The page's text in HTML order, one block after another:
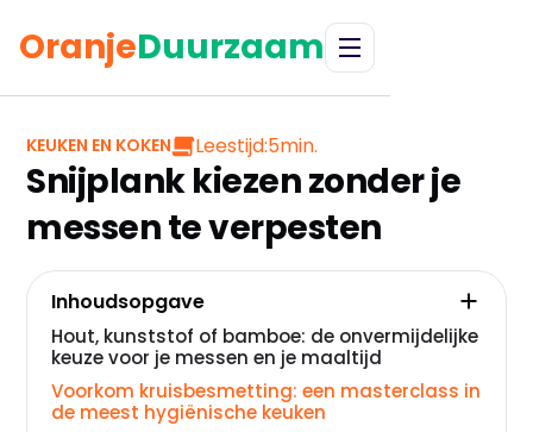
OranjeDuurzaam
KEUKEN EN KOKEN Leestijd:5min.
Snijplank kiezen zonder je
messen te verpesten
Inhoudsopgave
Hout, kunststof of bamboe: de onvermijdelijke
keuze voor je messen en je maaltijd
Voorkom kruisbesmetting: een masterclass in
de meest hygiënische keuken